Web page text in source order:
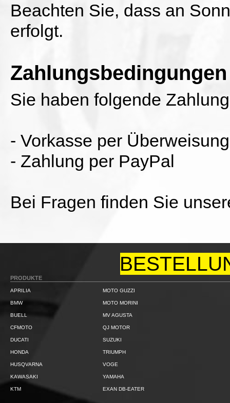
Beachten Sie, dass an
erfolgt.
Zahlungsbedingungen
Sie haben folgende
- Vorkasse per Überweisung
- Zahlung per PayPal
Bei Fragen finden Sie
PRODUKTE
APRILIA
BMW
BUELL
CFMOTO
DUCATI
HONDA
HUSQVARNA
KAWASAKI
KTM
MOTO GUZZI
MOTO MORINI
MV AGUSTA
QJ MOTOR
SUZUKI
TRIUMPH
VOGE
YAMAHA
EXAN DB-EATER